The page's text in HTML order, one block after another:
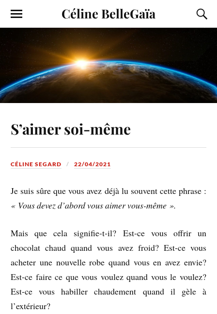
Céline BelleGaïa
S’aimer soi-même
CÉLINE SEGARD 22/04/2021
Je suis sûre que vous avez déjà lu souvent cette phrase :
« Vous devez d’abord vous aimer vous-même ».
Mais que cela signifie-t-il? Est-ce vous offrir un
chocolat chaud quand vous avez froid? Est-ce vous
acheter une nouvelle robe quand vous en avez envie?
Est-ce faire ce que vous voulez quand vous le voulez?
Est-ce vous habiller chaudement quand il gèle à
l’extérieur?